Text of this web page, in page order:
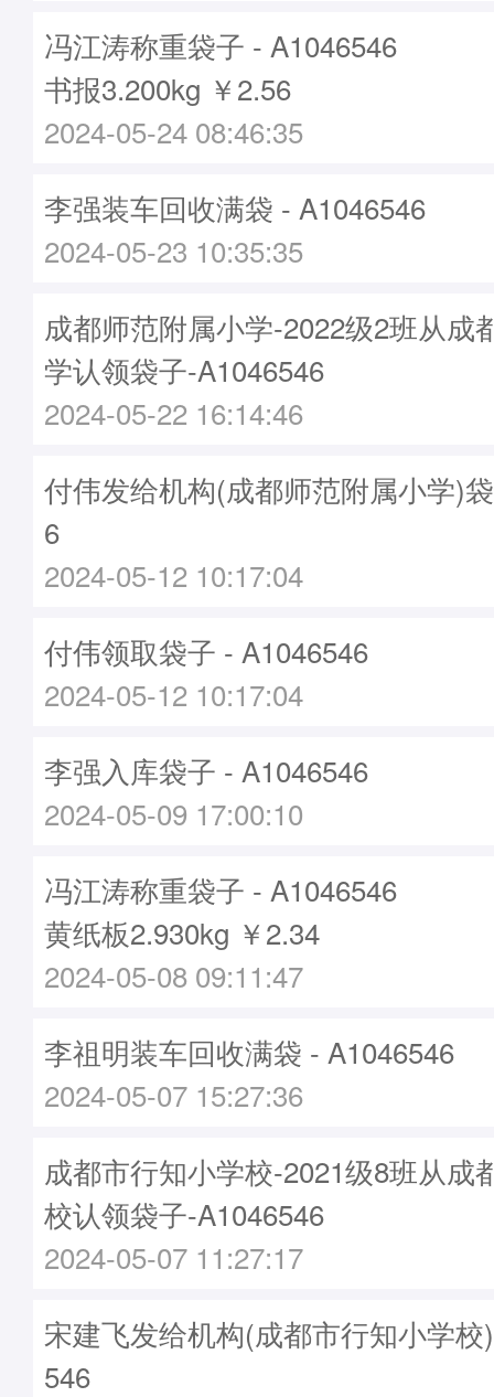
冯江涛称重袋子 - A1046546
书报3.200kg ￥2.56
2024-05-24 08:46:35
李强装车回收满袋 - A1046546
2024-05-23 10:35:35
成都师范附属小学-2022级2班从成
学认领袋子-A1046546
2024-05-22 16:14:46
付伟发给机构(成都师范附属小学)
6
2024-05-12 10:17:04
付伟领取袋子 - A1046546
2024-05-12 10:17:04
李强入库袋子 - A1046546
2024-05-09 17:00:10
冯江涛称重袋子 - A1046546
黄纸板2.930kg ￥2.34
2024-05-08 09:11:47
李祖明装车回收满袋 - A1046546
2024-05-07 15:27:36
成都市行知小学校-2021级8班从成
校认领袋子-A1046546
2024-05-07 11:27:17
宋建飞发给机构(成都市行知小学
546